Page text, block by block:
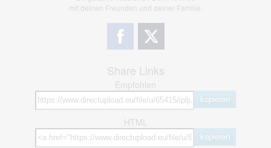
mit deinen Freunden und deiner Familie.
Share Links
Empfohlen
kopieren
HTML
kopieren